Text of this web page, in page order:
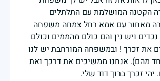
הקטנה המושלמת עם התלתלים
מאחור עם אמא רחל צמחה משפחה
ויש נין והם כולם מהממים וכולם
את זכרך ! ובמשפחה המורחבת יש לנו
מהם). אנחנו ממשיכים את דרכך ואת
יהי זכרך ברוך דוד שלי.